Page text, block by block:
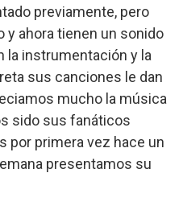
previamente, pero
y ahora tienen un sonido
la instrumentación y la
sus canciones le dan
mucho la música
sido sus fanáticos
por primera vez hace un
presentamos su